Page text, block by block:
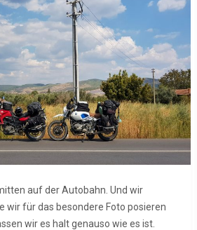
auf der Autobahn. Und wir
wir für das besondere Foto posieren
wir es halt genauso wie es ist.